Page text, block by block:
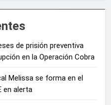
de prisión preventiva
en la Operación Cobra
Melissa se forma en el
en alerta